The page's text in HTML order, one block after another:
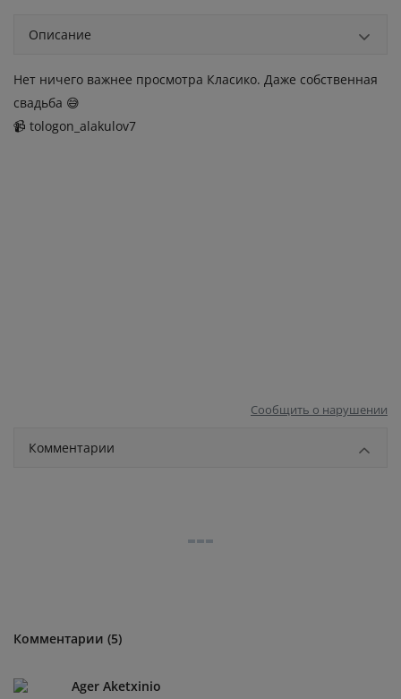
Описание
Нет ничего важнее просмотра Класико. Даже собственная
свадьба 😅
📹 tologon_alakulov7
Сообщить о нарушении
Комментарии
Комментарии (5)
Ager Aketxinio